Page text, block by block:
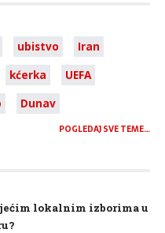
ubistvo
Iran
kćerka
UEFA
Dunav
POGLEDAJ SVE TEME…
lokalnim izborima u